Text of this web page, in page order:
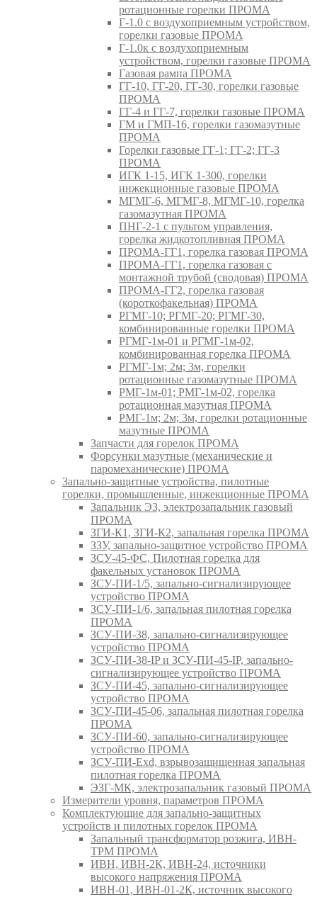
ротационные горелки ПРОМА
Г-1.0 с воздухоприемным устройством,
горелки газовые ПРОМА
Г-1.0к с воздухоприемным
устройством, горелки газовые ПРОМА
Газовая рампа ПРОМА
ГГ-10, ГГ-20, ГГ-30, горелки газовые
ПРОМА
ГГ-4 и ГГ-7, горелки газовые ПРОМА
ГМ и ГМП-16, горелки газомазутные
ПРОМА
Горелки газовые ГГ-1; ГГ-2; ГГ-3
ПРОМА
ИГК 1-15, ИГК 1-300, горелки
инжекционные газовые ПРОМА
МГМГ-6, МГМГ-8, МГМГ-10, горелка
газомазутная ПРОМА
ПНГ-2-1 с пультом управления,
горелка жидкотопливная ПРОМА
ПРОМА-ГГ1, горелка газовая ПРОМА
ПРОМА-ГГ1, горелка газовая с
монтажной трубой (сводовая) ПРОМА
ПРОМА-ГГ2, горелка газовая
(короткофакельная) ПРОМА
РГМГ-10; РГМГ-20; РГМГ-30,
комбинированные горелки ПРОМА
РГМГ-1м-01 и РГМГ-1м-02,
комбинированная горелка ПРОМА
РГМГ-1м; 2м; 3м, горелки
ротационные газомазутные ПРОМА
РМГ-1м-01; РМГ-1м-02, горелка
ротационная мазутная ПРОМА
РМГ-1м; 2м; 3м, горелки ротационные
мазутные ПРОМА
Запчасти для горелок ПРОМА
Форсунки мазутные (механические и
паромеханические) ПРОМА
Запально-защитные устройства, пилотные
горелки, промышленные, инжекционные ПРОМА
Запальник ЭЗ, электрозапальник газовый
ПРОМА
ЗГИ-К1, ЗГИ-К2, запальная горелка ПРОМА
ЗЗУ, запально-защитное устройство ПРОМА
ЗСУ-45-ФС, Пилотная горелка для
факельных установок ПРОМА
ЗСУ-ПИ-1/5, запально-сигнализирующее
устройство ПРОМА
ЗСУ-ПИ-1/6, запальная пилотная горелка
ПРОМА
ЗСУ-ПИ-38, запально-сигнализирующее
устройство ПРОМА
ЗСУ-ПИ-38-IP и ЗСУ-ПИ-45-IP, запально-
сигнализирующее устройство ПРОМА
ЗСУ-ПИ-45, запально-сигнализирующее
устройство ПРОМА
ЗСУ-ПИ-45-06, запальная пилотная горелка
ПРОМА
ЗСУ-ПИ-60, запально-сигнализирующее
устройство ПРОМА
ЗСУ-ПИ-Exd, взрывозащищенная запальная
пилотная горелка ПРОМА
ЭЗГ-МК, электрозапальник газовый ПРОМА
Измерители уровня, параметров ПРОМА
Комплектующие для запально-защитных
устройств и пилотных горелок ПРОМА
Запальный трансформатор розжига, ИВН-
ТРМ ПРОМА
ИВН, ИВН-2К, ИВН-24, источники
высокого напряжения ПРОМА
ИВН-01, ИВН-01-2К, источник высокого